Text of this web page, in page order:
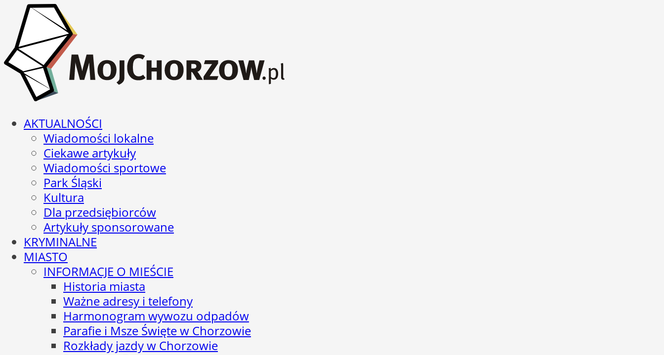
AKTUALNOŚCI
Wiadomości lokalne
Ciekawe artykuły
Wiadomości sportowe
Park Śląski
Kultura
Dla przedsiębiorców
Artykuły sponsorowane
KRYMINALNE
MIASTO
INFORMACJE O MIEŚCIE
Historia miasta
Ważne adresy i telefony
Harmonogram wywozu odpadów
Parafie i Msze Święte w Chorzowie
Rozkłady jazdy w Chorzowie